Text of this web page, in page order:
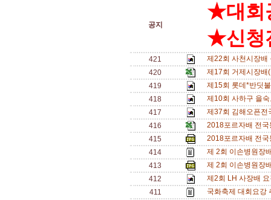
공지
★대회
★신청
421
제22회 사천시장
420
제17회 거제시장
419
제15회 롯데*반딧
418
제10회 사하구 을
417
제37회 김해오픈
416
2018포르자배 전
415
2018포르자배 전
414
제 2회 이손병원장
413
제 2회 이손병원장
412
제2회 LH 사장배
411
국화축제 대회요